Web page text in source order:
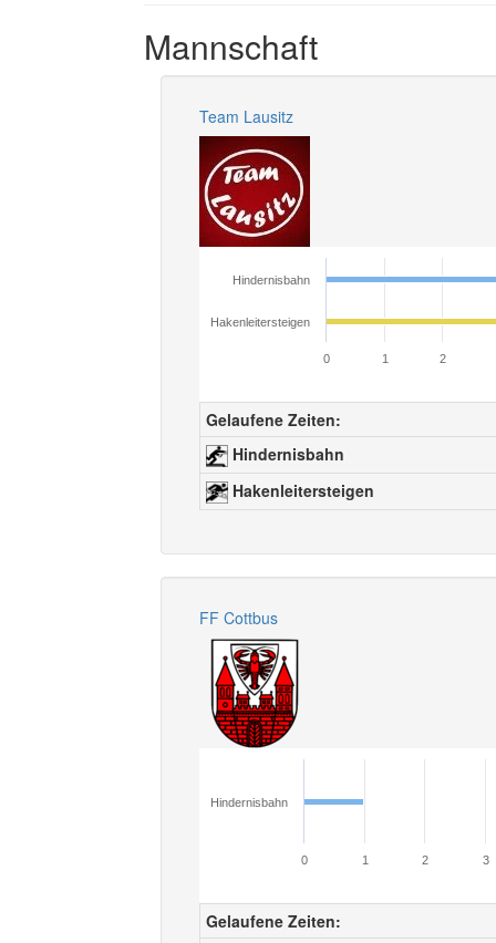
Mannschaft
Team Lausitz
Hindernisbahn
Hakenleitersteigen
0 1 2
Gelaufene Zeiten:
Hindernisbahn
Hakenleitersteigen
FF Cottbus
Hindernisbahn
0 1 2 3
Gelaufene Zeiten: